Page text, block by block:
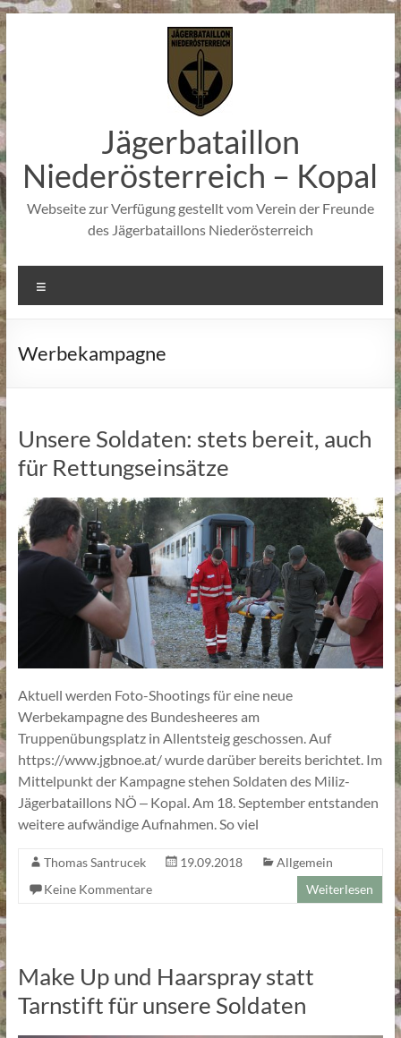
Zum
springen
Jägerbataillon
Niederösterreich – Kopal
Webseite zur Verfügung gestellt vom Verein der Freunde
des Jägerbataillons Niederösterreich
Werbekampagne
Unsere Soldaten: stets bereit, auch
für Rettungseinsätze
Aktuell werden Foto-Shootings für eine neue
Werbekampagne des Bundesheeres am
Truppenübungsplatz in Allentsteig geschossen. Auf
https://www.jgbnoe.at/ wurde darüber bereits berichtet. Im
Mittelpunkt der Kampagne stehen Soldaten des Miliz-
Jägerbataillons NÖ ‒ Kopal. Am 18. September entstanden
weitere aufwändige Aufnahmen. So viel
Thomas Santrucek 19.09.2018
Allgemein
Keine Kommentare
Weiterlesen
Make Up und Haarspray statt
Tarnstift für unsere Soldaten